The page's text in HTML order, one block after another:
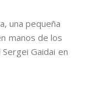
una pequeña
manos de los
Gaidai en